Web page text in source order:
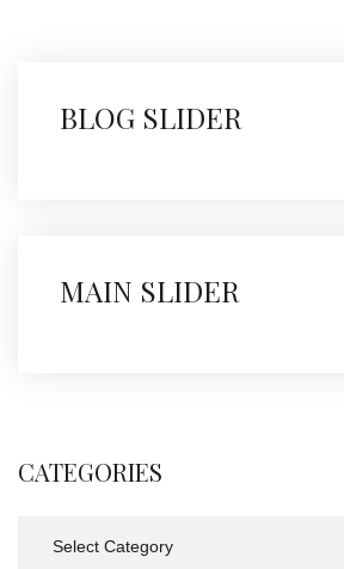
BLOG SLIDER
MAIN SLIDER
CATEGORIES